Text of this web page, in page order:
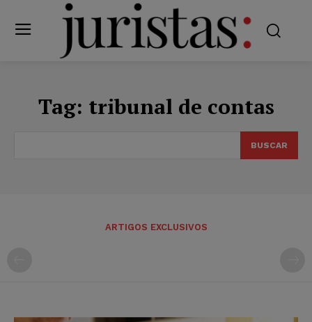
Tag: tribunal de contas
BUSCAR
ARTIGOS EXCLUSIVOS